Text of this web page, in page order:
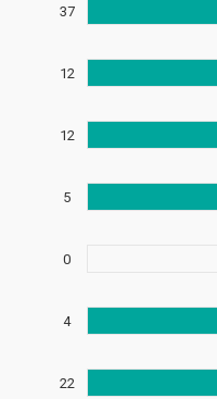
37
12
12
5
0
4
22